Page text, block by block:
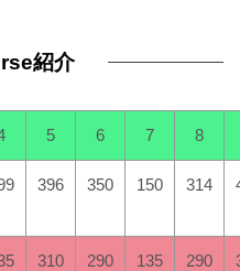
紹介
5 6 7 8
396 350 150 314
310 290 135 290